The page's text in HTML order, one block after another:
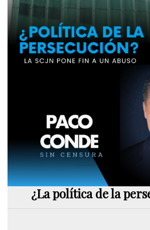
¿La política de la